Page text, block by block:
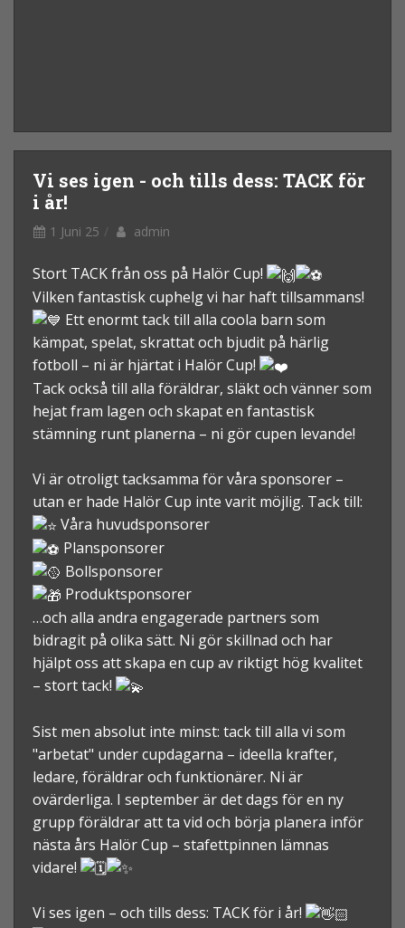
Vi ses igen - och tills dess: TACK för
i år!
1 Juni 25 admin
Stort TACK från oss på Halör Cup!
Vilken fantastisk cuphelg vi har haft tillsammans!
Ett enormt tack till alla coola barn som
kämpat, spelat, skrattat och bjudit på härlig
fotboll – ni är hjärtat i Halör Cup!
Tack också till alla föräldrar, släkt och vänner som
hejat fram lagen och skapat en fantastisk
stämning runt planerna – ni gör cupen levande!
Vi är otroligt tacksamma för våra sponsorer –
utan er hade Halör Cup inte varit möjlig. Tack till:
Våra huvudsponsorer
Plansponsorer
Bollsponsorer
Produktsponsorer
…och alla andra engagerade partners som
bidragit på olika sätt. Ni gör skillnad och har
hjälpt oss att skapa en cup av riktigt hög kvalitet
– stort tack!
Sist men absolut inte minst: tack till alla vi som
"arbetat" under cupdagarna – ideella krafter,
ledare, föräldrar och funktionärer. Ni är
ovärderliga. I september är det dags för en ny
grupp föräldrar att ta vid och börja planera inför
nästa års Halör Cup – stafettpinnen lämnas
vidare!
Vi ses igen – och tills dess: TACK för i år!